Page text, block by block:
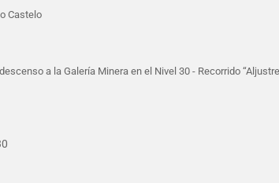
Castelo
a la Galería Minera en el Nivel 30 - Recorrido